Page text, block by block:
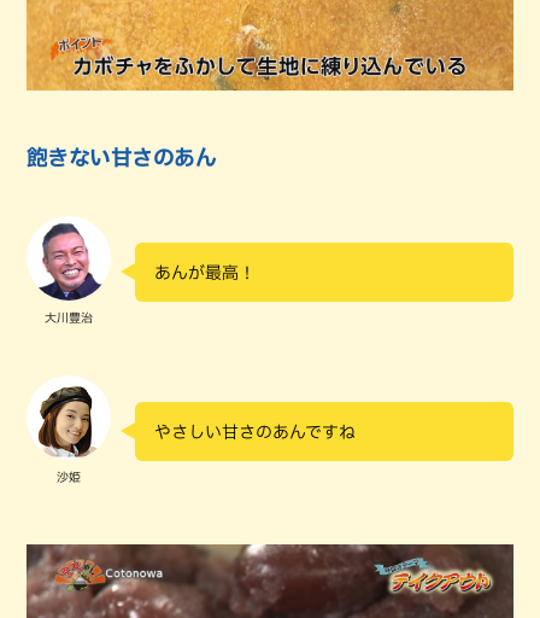
飽きない甘さのあん
大川豊治
あんが最高！
沙姫
やさしい甘さのあんですね